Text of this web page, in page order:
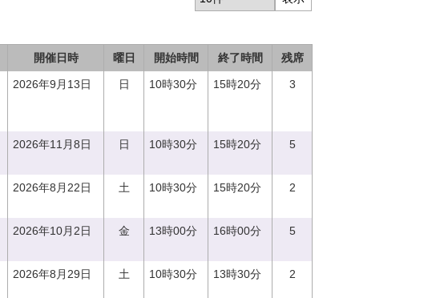
開催日時 曜日 開始時間 終了時間 残席
2026年9月13日 日 10時30分 15時20分 3
2026年11月8日 日 10時30分 15時20分 5
2026年8月22日 土 10時30分 15時20分 2
2026年10月2日 金 13時00分 16時00分 5
2026年8月29日 土 10時30分 13時30分 2